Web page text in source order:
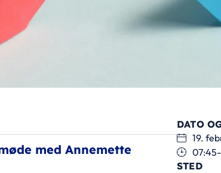
med Annemette
DATO
19.
07:45
STED